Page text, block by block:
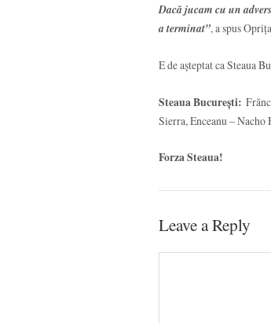
Dacă jucam cu un
a terminat”, a spus
E de așteptat ca Steaua
Steaua București:
Sierra, Enceanu –
Forza Steaua!
Leave a Reply